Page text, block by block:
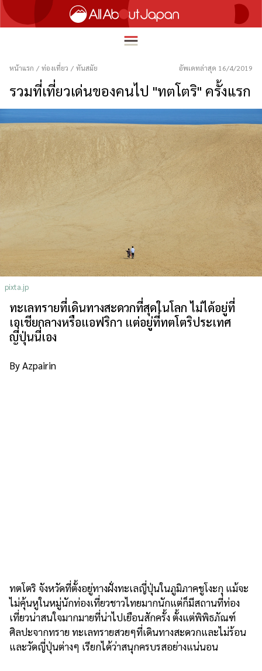
简体中文
繁體中文
ภาษาไทย
한국어
HOME
ท่องเที่ยว
อาหาร
ความบันเทิง
นวัตกรรม
ชีวิตในญี่ปุ่น
เกี่ยวกับเรา
หน้าแรก / ท่องเที่ยว / ทันสมัย อัพเดทล่าสุด 16/4/2019
รวมที่เที่ยวเด่นของคนไป "ทตโตริ" ครั้งแรก
pixta.jp
ทะเลทรายที่เดินทางสะดวกที่สุดในโลก ไม่ได้อยู่ที่
เอเชียกลางหรือแอฟริกา แต่อยู่ที่ทตโตริประเทศ
ญี่ปุ่นนี่เอง
By Azpairin
ทตโตริ จังหวัดที่ตั้งอยู่ทางฝั่งทะเลญี่ปุ่นในภูมิภาคชูโงะกุ แม้จะ
ไม่คุ้นหูในหมู่นักท่องเที่ยวชาวไทยมากนักแต่ก็มีสถานที่ท่อง
เที่ยวน่าสนใจมากมายที่น่าไปเยือนสักครั้ง ตั้งแต่พิพิธภัณฑ์
ศิลปะจากทราย ทะเลทรายสวยๆที่เดินทางสะดวกและไม่ร้อน
และวัดญี่ปุ่นต่างๆ เรียกได้ว่าสนุกครบรสอย่างแน่นอน